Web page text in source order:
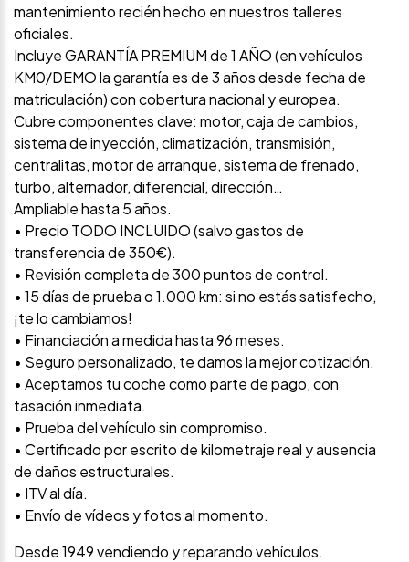
mantenimiento recién hecho en nuestros talleres
oficiales.
Incluye GARANTÍA PREMIUM de 1 AÑO (en vehículos
KM0/DEMO la garantía es de 3 años desde fecha de
matriculación) con cobertura nacional y europea.
Cubre componentes clave: motor, caja de cambios,
sistema de inyección, climatización, transmisión,
centralitas, motor de arranque, sistema de frenado,
turbo, alternador, diferencial, dirección…
Ampliable hasta 5 años.
• Precio TODO INCLUIDO (salvo gastos de
transferencia de 350€).
• Revisión completa de 300 puntos de control.
• 15 días de prueba o 1.000 km: si no estás satisfecho,
¡te lo cambiamos!
• Financiación a medida hasta 96 meses.
• Seguro personalizado, te damos la mejor cotización.
• Aceptamos tu coche como parte de pago, con
tasación inmediata.
• Prueba del vehículo sin compromiso.
• Certificado por escrito de kilometraje real y ausencia
de daños estructurales.
• ITV al día.
• Envío de vídeos y fotos al momento.
Desde 1949 vendiendo y reparando vehículos.